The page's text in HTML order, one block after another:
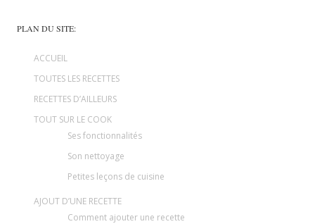
PLAN DU SITE:
ACCUEIL
TOUTES LES RECETTES
RECETTES D’AILLEURS
TOUT SUR LE COOK
Ses fonctionnalités
Son nettoyage
Petites leçons de cuisine
AJOUT D’UNE RECETTE
Comment ajouter une recette